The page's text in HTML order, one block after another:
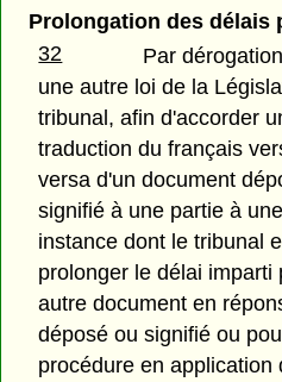
Prolongation des délais
32
Par
une autre loi de la
tribunal, afin d'accorder
traduction du français
versa d'un document
signifié à une partie à
instance dont le tribunal
prolonger le délai imparti
autre document en
déposé ou signifié ou
procédure en application